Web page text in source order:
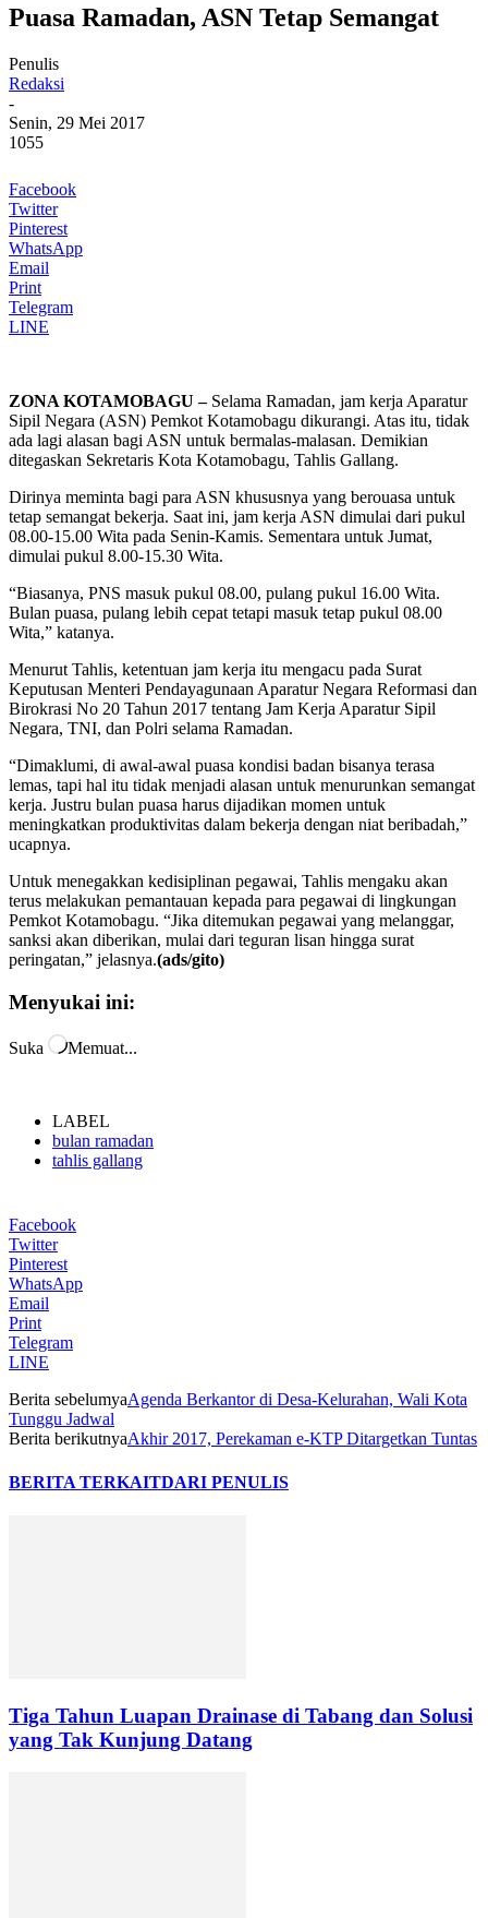
Puasa Ramadan, ASN Tetap Semangat
Penulis
Redaksi
-
Senin, 29 Mei 2017
1055
Facebook
Twitter
Pinterest
WhatsApp
Email
Print
Telegram
LINE
ZONA KOTAMOBAGU – Selama Ramadan, jam kerja Aparatur
Sipil Negara (ASN) Pemkot Kotamobagu dikurangi. Atas itu, tidak
ada lagi alasan bagi ASN untuk bermalas-malasan. Demikian
ditegaskan Sekretaris Kota Kotamobagu, Tahlis Gallang.
Dirinya meminta bagi para ASN khususnya yang berouasa untuk
tetap semangat bekerja. Saat ini, jam kerja ASN dimulai dari pukul
08.00-15.00 Wita pada Senin-Kamis. Sementara untuk Jumat,
dimulai pukul 8.00-15.30 Wita.
“Biasanya, PNS masuk pukul 08.00, pulang pukul 16.00 Wita.
Bulan puasa, pulang lebih cepat tetapi masuk tetap pukul 08.00
Wita,” katanya.
Menurut Tahlis, ketentuan jam kerja itu mengacu pada Surat
Keputusan Menteri Pendayagunaan Aparatur Negara Reformasi dan
Birokrasi No 20 Tahun 2017 tentang Jam Kerja Aparatur Sipil
Negara, TNI, dan Polri selama Ramadan.
“Dimaklumi, di awal-awal puasa kondisi badan bisanya terasa
lemas, tapi hal itu tidak menjadi alasan untuk menurunkan semangat
kerja. Justru bulan puasa harus dijadikan momen untuk
meningkatkan produktivitas dalam bekerja dengan niat beribadah,”
ucapnya.
Untuk menegakkan kedisiplinan pegawai, Tahlis mengaku akan
terus melakukan pemantauan kepada para pegawai di lingkungan
Pemkot Kotamobagu. “Jika ditemukan pegawai yang melanggar,
sanksi akan diberikan, mulai dari teguran lisan hingga surat
peringatan,” jelasnya.(ads/gito)
Menyukai ini:
Suka Memuat...
LABEL
bulan ramadan
tahlis gallang
Facebook
Twitter
Pinterest
WhatsApp
Email
Print
Telegram
LINE
Berita sebelumyaAgenda Berkantor di Desa-Kelurahan, Wali Kota
Tunggu Jadwal
Berita berikutnyaAkhir 2017, Perekaman e-KTP Ditargetkan Tuntas
BERITA TERKAITDARI PENULIS
Tiga Tahun Luapan Drainase di Tabang dan Solusi
yang Tak Kunjung Datang